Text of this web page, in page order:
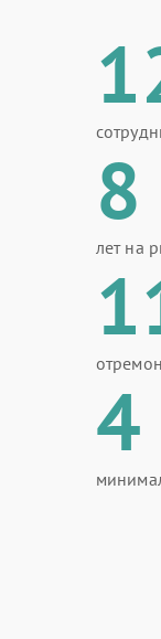
8
лет на
4